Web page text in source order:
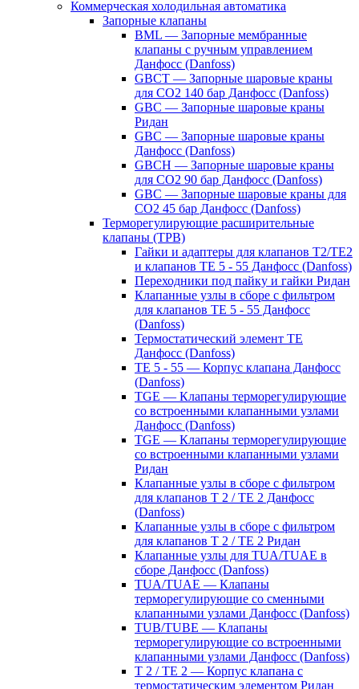
Коммерческая холодильная автоматика
Запорные клапаны
BML — Запорные мембранные
клапаны с ручным управлением
Данфосс (Danfoss)
GBCT — Запорные шаровые краны
для CO2 140 бар Данфосс (Danfoss)
GBC — Запорные шаровые краны
Ридан
GBC — Запорные шаровые краны
Данфосс (Danfoss)
GBCH — Запорные шаровые краны
для CO2 90 бар Данфосс (Danfoss)
GBC — Запорные шаровые краны для
CO2 45 бар Данфосс (Danfoss)
Терморегулирующие расширительные
клапаны (ТРВ)
Гайки и адаптеры для клапанов T2/TE2
и клапанов TE 5 - 55 Данфосс (Danfoss)
Переходники под пайку и гайки Ридан
Клапанные узлы в сборе с фильтром
для клапанов TE 5 - 55 Данфосс
(Danfoss)
Термостатический элемент TE
Данфосс (Danfoss)
TE 5 - 55 — Корпус клапана Данфосс
(Danfoss)
TGE — Клапаны терморегулирующие
со встроенными клапанными узлами
Данфосс (Danfoss)
TGE — Клапаны терморегулирующие
со встроенными клапанными узлами
Ридан
Клапанные узлы в сборе с фильтром
для клапанов T 2 / TE 2 Данфосс
(Danfoss)
Клапанные узлы в сборе с фильтром
для клапанов T 2 / TE 2 Ридан
Клапанные узлы для TUA/TUAE в
сборе Данфосс (Danfoss)
TUA/TUAE — Клапаны
терморегулирующие со сменными
клапанными узлами Данфосс (Danfoss)
TUB/TUBE — Клапаны
терморегулирующие со встроенными
клапанными узлами Данфосс (Danfoss)
T 2 / TE 2 — Корпус клапана с
термостатическим элементом Ридан